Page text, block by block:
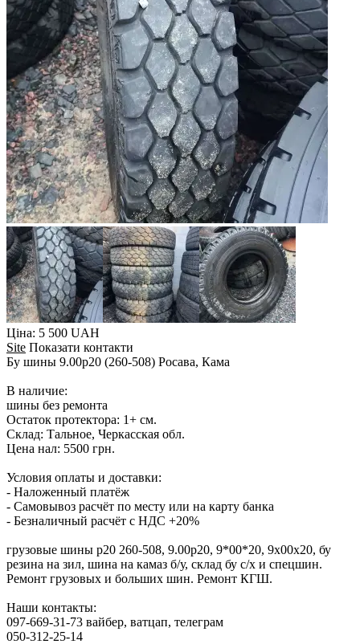
Ціна: 5 500 UAH
Site Показати контакти
Бу шины 9.00р20 (260-508) Росава, Кама
В наличие:
шины без ремонта
Остаток протектора: 1+ см.
Склад: Тальное, Черкасская обл.
Цена нал: 5500 грн.
Условия оплаты и доставки:
- Наложенный платёж
- Самовывоз расчёт по месту или на карту банка
- Безналичный расчёт с НДС +20%
грузовые шины р20 260-508, 9.00р20, 9*00*20, 9х00х20, бу
резина на зил, шина на камаз б/у, склад бу с/х и спецшин.
Ремонт грузовых и больших шин. Ремонт КГШ.
Наши контакты:
097-669-31-73 вайбер, ватцап, телеграм
050-312-25-14